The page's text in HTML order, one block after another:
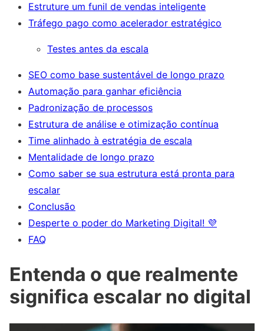
Estruture um funil de vendas inteligente
Tráfego pago como acelerador estratégico
Testes antes da escala
SEO como base sustentável de longo prazo
Automação para ganhar eficiência
Padronização de processos
Estrutura de análise e otimização contínua
Time alinhado à estratégia de escala
Mentalidade de longo prazo
Como saber se sua estrutura está pronta para
escalar
Conclusão
Desperte o poder do Marketing Digital! 💜
FAQ
Entenda o que realmente
significa escalar no digital